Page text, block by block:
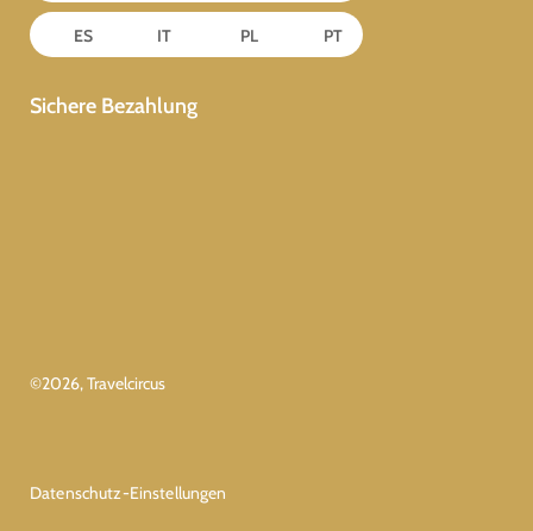
ES IT PL PT
Sichere Bezahlung
©2026, Travelcircus
Datenschutz-Einstellungen